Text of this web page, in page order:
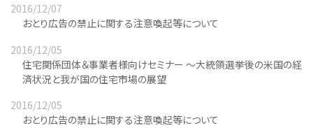
2016/12/07
おとり広告の禁止に関する注意喚起等について
2016/12/05
住宅関係団体＆事業者様向けセミナー ～大統領選挙後の米国の経
済状況と我が国の住宅市場の展望
2016/12/05
おとり広告の禁止に関する注意喚起等について